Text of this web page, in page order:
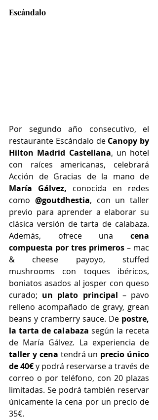
Escándalo
Por segundo año consecutivo, el
restaurante Escándalo de Canopy by
Hilton Madrid Castellana, un hotel
con raíces americanas, celebrará
María Gálvez, conocida en redes
como @goutdhestia, con un taller
previo para aprender a elaborar su
clásica versión de tarta de calabaza.
Además, ofrece una cena
compuesta por tres primeros – mac
& cheese payoyo, stuffed
mushrooms con toques ibéricos,
boniatos asados al josper con queso
curado; un plato principal – pavo
relleno acompañado de gravy, grean
beans y cramberry sauce. De postre,
la tarta de calabaza según la receta
taller y cena tendrá un precio único
de 40€ y podrá reservarse a través de
correo o por teléfono, con 20 plazas
limitadas. Se podrá también reservar
únicamente la cena por un precio de
35€.